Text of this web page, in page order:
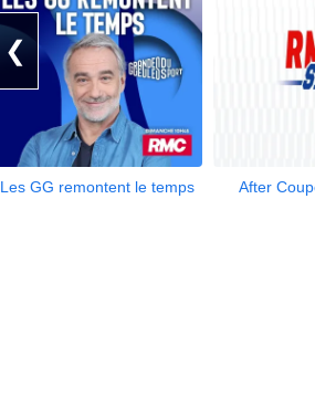
❮
Les GG remontent le temps After